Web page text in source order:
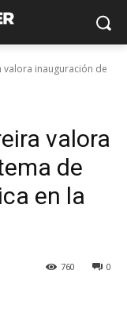
valora inauguración de
valora
de
en la
0
760